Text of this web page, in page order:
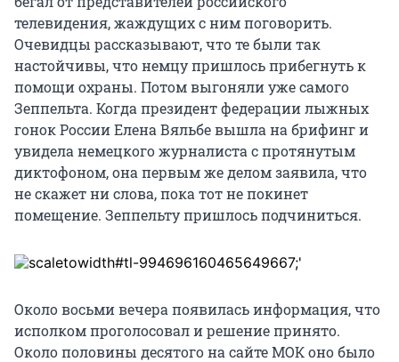
телевидения, жаждущих с ним поговорить.
Очевидцы рассказывают, что те были так
настойчивы, что немцу пришлось прибегнуть к
помощи охраны. Потом выгоняли уже самого
Зеппельта. Когда президент федерации лыжных
гонок России Елена Вяльбе вышла на брифинг и
увидела немецкого журналиста с протянутым
диктофоном, она первым же делом заявила, что
не скажет ни слова, пока тот не покинет
помещение. Зеппельту пришлось подчиниться.
Около восьми вечера появилась информация, что
исполком проголосовал и решение принято.
Около половины десятого на сайте МОК оно было